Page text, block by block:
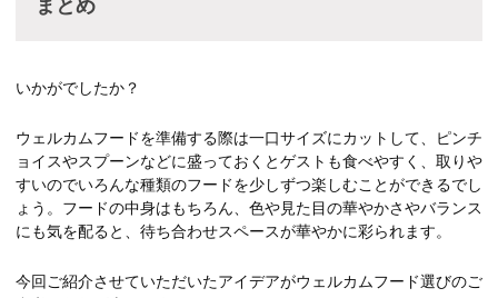
まとめ
いかがでしたか？
ウェルカムフードを準備する際は一口サイズにカットして、ピンチ
ョイスやスプーンなどに盛っておくとゲストも食べやすく、取りや
すいのでいろんな種類のフードを少しずつ楽しむことができるでし
ょう。フードの中身はもちろん、色や見た目の華やかさやバランス
にも気を配ると、待ち合わせスペースが華やかに彩られます。
今回ご紹介させていただいたアイデアがウェルカムフード選びのご